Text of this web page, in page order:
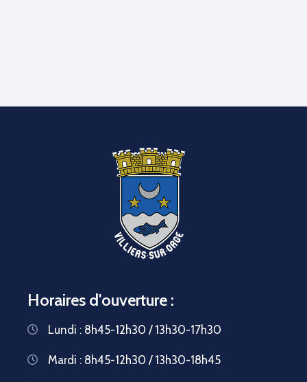
Horaires d'ouverture :
Lundi : 8h45-12h30 / 13h30-17h30
Mardi : 8h45-12h30 / 13h30-18h45